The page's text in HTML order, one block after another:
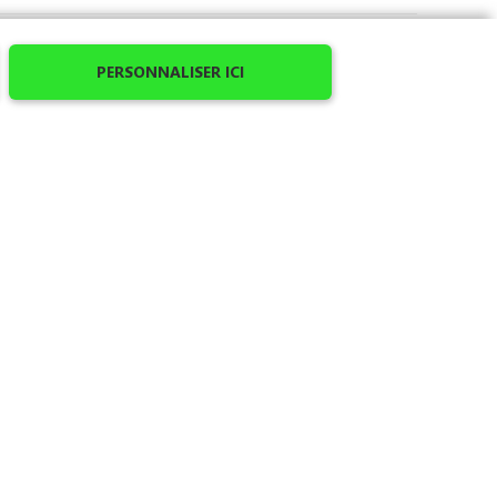
PERSONNALISER ICI